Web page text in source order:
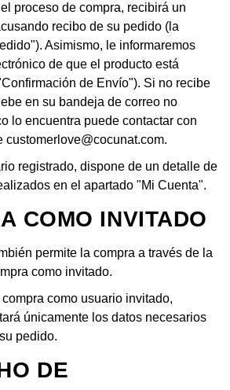
proceso de compra, recibirá un
recibo de su pedido (la
Asimismo, le informaremos
de que el producto está
de Envío"). Si no recibe
en su bandeja de correo no
lo encuentra puede contactar con
customerlove@cocunat.com.
registrado, dispone de un detalle de
en el apartado "Mi Cuenta".
COMO INVITADO
permite la compra a través de la
como invitado.
como usuario invitado,
únicamente los datos necesarios
pedido.
DE